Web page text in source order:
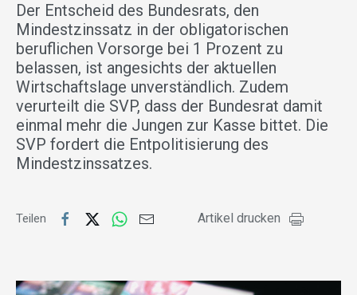
Der Entscheid des Bundesrats, den
Mindestzinssatz in der obligatorischen
beruflichen Vorsorge bei 1 Prozent zu
belassen, ist angesichts der aktuellen
Wirtschaftslage unverständlich. Zudem
verurteilt die SVP, dass der Bundesrat damit
einmal mehr die Jungen zur Kasse bittet. Die
SVP fordert die Entpolitisierung des
Mindestzinssatzes.
Teilen Artikel drucken